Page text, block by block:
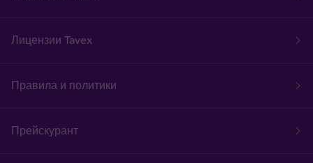
Лицензии Tavex
Правила и политики
Прейскурант